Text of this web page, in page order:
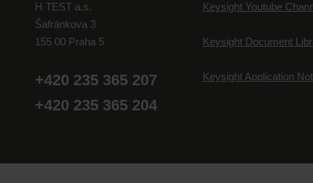
H TEST a.s.
Šafránkova 3
155 00 Praha 5
+420 235 365 207
+420 235 365 204
Keysight Youtube
Keysight Document
Keysight Application